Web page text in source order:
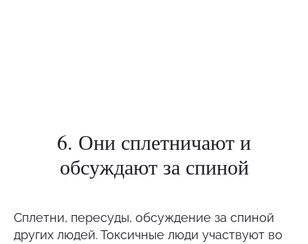
6. Они сплетничают и
обсуждают за спиной
Сплетни, пересуды, обсуждение за спиной
других людей. Токсичные люди участвуют во